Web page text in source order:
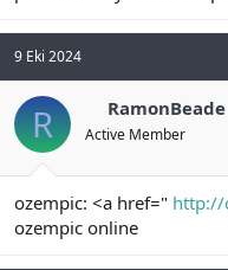
9 Eki 2024
R RamonBeade
Active Member
ozempic: <a href=" http://
ozempic online